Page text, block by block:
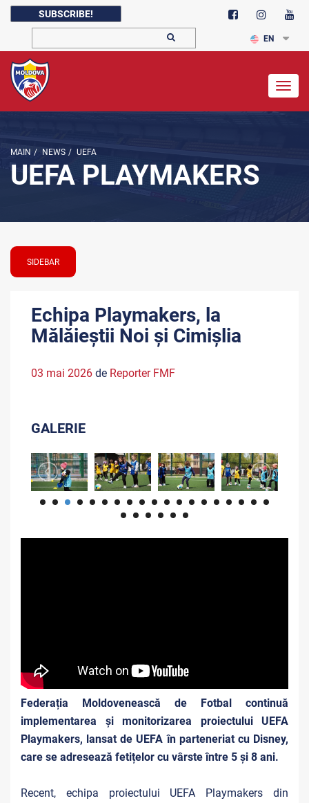
SUBSCRIBE!
EN
MAIN / NEWS / UEFA
UEFA PLAYMAKERS
SIDEBAR
Echipa Playmakers, la
Mălăieștii Noi și Cimișlia
03 mai 2026 de Reporter FMF
GALERIE
Federația Moldovenească de Fotbal continuă
implementarea și monitorizarea proiectului UEFA
Playmakers, lansat de UEFA în parteneriat cu Disney,
care se adresează fetițelor cu vârste între 5 și 8 ani.
Recent, echipa proiectului UEFA Playmakers din